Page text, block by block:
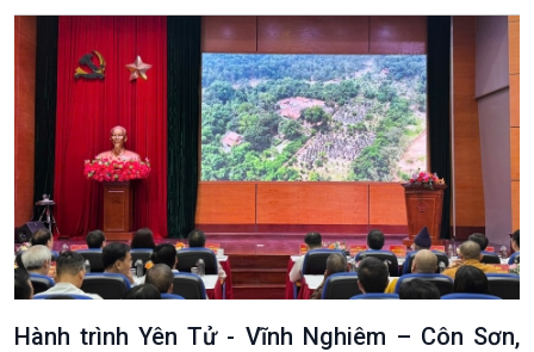
Hành trình Yên Tử - Vĩnh Nghiêm – Côn Sơn,